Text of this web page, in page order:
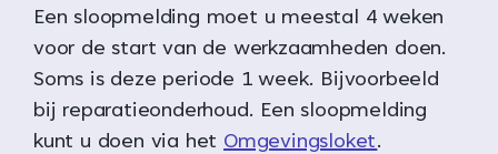
Een sloopmelding moet u meestal 4 weken
voor de start van de werkzaamheden doen.
Soms is deze periode 1 week. Bijvoorbeeld
bij reparatieonderhoud. Een sloopmelding
kunt u doen via het Omgevingsloket.